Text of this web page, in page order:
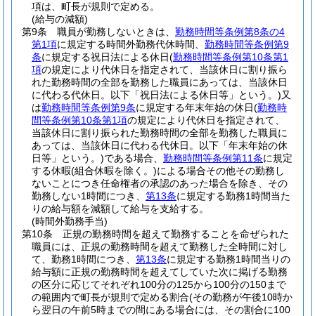
項は、町長が規則で定める。
(給与の減額)
第9条
職員が勤務しないときは、 勤務時間等条例第8条の4
第1項に規定する時間外勤務代休時間、 勤務時間等条例第9
条に規定する祝日法による休日(勤務時間等条例第10条第1
項の規定により代休日を指定されて、当該休日に割り振ら
れた勤務時間の全部を勤務した職員にあっては、当該休日
に代わる代休日。以下「祝日法による休日等」という。)又
は勤務時間等条例第9条に規定する年末年始の休日(勤務時
間等条例第10条第1項の規定により代休日を指定されて、
当該休日に割り振られた勤務時間の全部を勤務した職員に
あっては、当該休日に代わる代休日。以下「年末年始の休
日等」という。)である場合、 勤務時間等条例第11条に規定
する休暇(組合休暇を除く。)による場合その他その勤務し
ないことにつき任命権者の承認のあった場合を除き、その
勤務しない1時間につき、 第13条に規定する勤務1時間当た
りの給与額を減額して給与を支給する。
(時間外勤務手当)
第10条
正規の勤務時間を超えて勤務することを命ぜられた
職員には、正規の勤務時間を超えて勤務した全時間に対し
て、勤務1時間につき、 第13条に規定する勤務1時間当りの
給与額に正規の勤務時間を超えてしていた次に掲げる勤務
の区分に応じてそれぞれ100分の125から100分の150まで
の範囲内で町長が規則で定める割合(その勤務が午後10時か
ら翌日の午前5時までの間にある場合には、その割合に100